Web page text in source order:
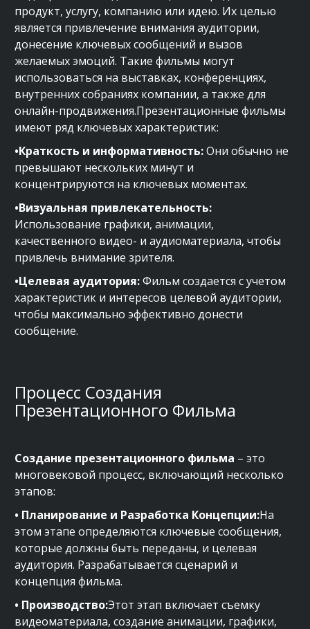
продукт, услугу, компанию или идею. Их целью
является привлечение внимания аудитории,
донесение ключевых сообщений и вызов
желаемых эмоций. Такие фильмы могут
использоваться на выставках, конференциях,
внутренних собраниях компании, а также для
онлайн-продвижения.Презентационные фильмы
имеют ряд ключевых характеристик:
•Краткость и информативность:Они обычно не
превышают нескольких минут и
концентрируются на ключевых моментах.
•Визуальная привлекательность:
Использование графики, анимации,
качественного видео- и аудиоматериала, чтобы
привлечь внимание зрителя.
•Целевая аудитория:Фильм создается с учетом
характеристик и интересов целевой аудитории,
чтобы максимально эффективно донести
сообщение.
Процесс Создания
Презентационного Фильма
Создание презентационного фильма – это
многовековой процесс, включающий несколько
этапов:
• Планирование и Разработка Концепции:На
этом этапе определяются ключевые сообщения,
которые должны быть переданы, и целевая
аудитория. Разрабатывается сценарий и
концепция фильма.
• Производство:Этот этап включает съемку
видеоматериала, создание анимации, графики,